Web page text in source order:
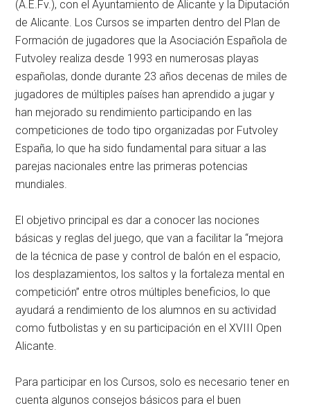
(A.E.Fv.), con el Ayuntamiento de Alicante y la Diputación
de Alicante. Los Cursos se imparten dentro del Plan de
Formación de jugadores que la Asociación Española de
Futvoley realiza desde 1993 en numerosas playas
españolas, donde durante 23 años decenas de miles de
jugadores de múltiples países han aprendido a jugar y
han mejorado su rendimiento participando en las
competiciones de todo tipo organizadas por Futvoley
España, lo que ha sido fundamental para situar a las
parejas nacionales entre las primeras potencias
mundiales.
El objetivo principal es dar a conocer las nociones
básicas y reglas del juego, que van a facilitar la “mejora
de la técnica de pase y control de balón en el espacio,
los desplazamientos, los saltos y la fortaleza mental en
competición” entre otros múltiples beneficios, lo que
ayudará a rendimiento de los alumnos en su actividad
como futbolistas y en su participación en el XVIII Open
Alicante.
Para participar en los Cursos, solo es necesario tener en
cuenta algunos consejos básicos para el buen